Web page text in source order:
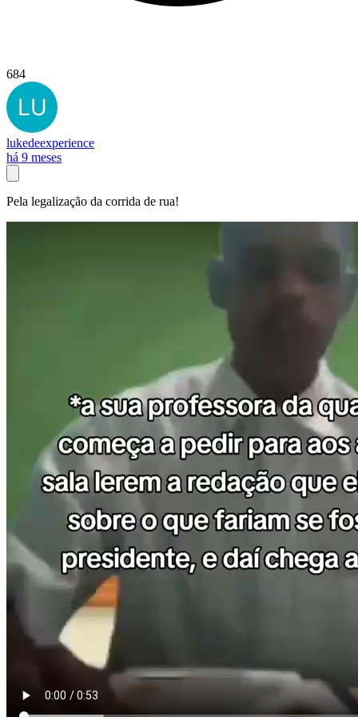
684
lukedeexperience
há 9 meses
Pela legalização da corrida de rua!